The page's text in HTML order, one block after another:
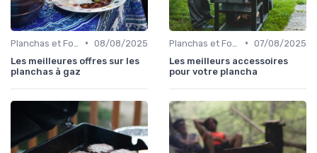
• 08/08/2025
Les meilleures offres sur les
planchas à gaz
• 07/08/2025
Les meilleurs accessoires
pour votre plancha